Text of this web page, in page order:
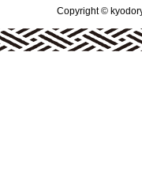
Copyright ©